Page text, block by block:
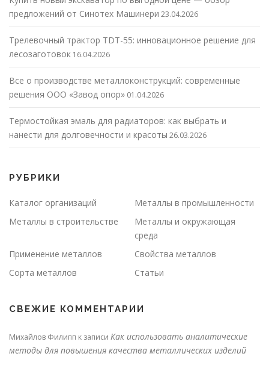
предложений от Синотех Машинери 23.04.2026
Трелевочный трактор TDT-55: инновационное решение для
лесозаготовок 16.04.2026
Все о производстве металлоконструкций: современные
решения ООО «Завод опор» 01.04.2026
Термостойкая эмаль для радиаторов: как выбрать и
нанести для долговечности и красоты 26.03.2026
РУБРИКИ
Каталог организаций
Металлы в промышленности
Металлы в строительстве
Металлы и окружающая
среда
Применение металлов
Свойства металлов
Сорта металлов
Статьи
СВЕЖИЕ КОММЕНТАРИИ
Михайлов Филипп к записи Как использовать аналитические
методы для повышения качества металлических изделий